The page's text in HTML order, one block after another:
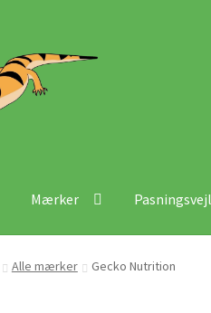
Mærker
Alle mærker Gecko Nutrition